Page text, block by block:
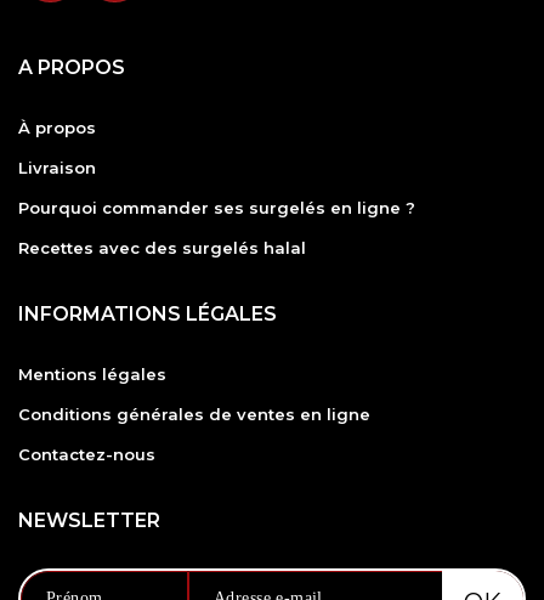
A PROPOS
À propos
Livraison
Pourquoi commander ses surgelés en ligne ?
Recettes avec des surgelés halal
INFORMATIONS LÉGALES
Mentions légales
Conditions générales de ventes en ligne
Contactez-nous
NEWSLETTER